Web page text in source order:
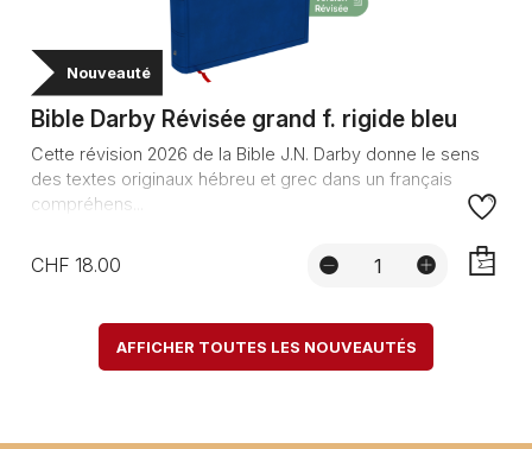
Nouveauté
Bible Darby Révisée grand f. rigide bleu
Cette révision 2026 de la Bible J.N. Darby donne le sens
des textes originaux hébreu et grec dans un français
compréhens...
CHF 18.00
AFFICHER TOUTES LES NOUVEAUTÉS